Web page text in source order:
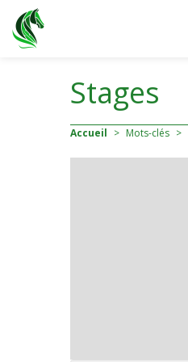
Stages
Accueil > Mots-clés >